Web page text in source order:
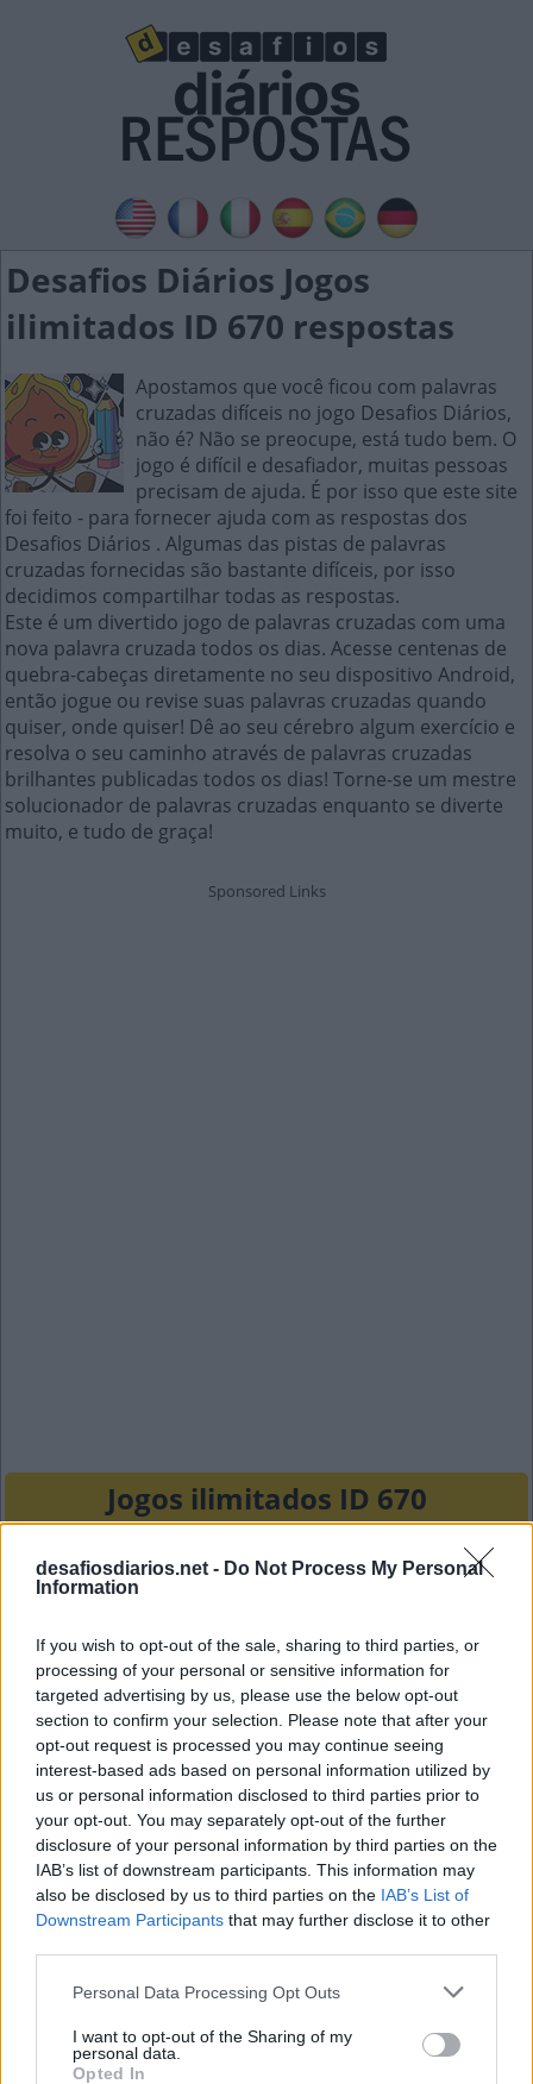
desafiosdiarios.net - Do Not Process My Personal
Information
If you wish to opt-out of the sale, sharing to third parties, or
processing of your personal or sensitive information for
targeted advertising by us, please use the below opt-out
section to confirm your selection. Please note that after your
opt-out request is processed you may continue seeing
interest-based ads based on personal information utilized by
us or personal information disclosed to third parties prior to
your opt-out. You may separately opt-out of the further
disclosure of your personal information by third parties on the
IAB’s list of downstream participants. This information may
also be disclosed by us to third parties on the IAB’s List of
Downstream Participants that may further disclose it to other
Personal Data Processing Opt Outs
I want to opt-out of the Sharing of my
personal data.
Opted In
Desafios Diários Jogos
ilimitados ID 670 respostas
Apostamos que você ficou com palavras
cruzadas difíceis no jogo Desafios Diários,
não é? Não se preocupe, está tudo bem. O
jogo é difícil e desafiador, muitas pessoas
precisam de ajuda. É por isso que este site
foi feito - para fornecer ajuda com as respostas dos
Desafios Diários . Algumas das pistas de palavras
cruzadas fornecidas são bastante difíceis, por isso
decidimos compartilhar todas as respostas.
Este é um divertido jogo de palavras cruzadas com uma
nova palavra cruzada todos os dias. Acesse centenas de
quebra-cabeças diretamente no seu dispositivo Android,
então jogue ou revise suas palavras cruzadas quando
quiser, onde quiser! Dê ao seu cérebro algum exercício e
resolva o seu caminho através de palavras cruzadas
brilhantes publicadas todos os dias! Torne-se um mestre
solucionador de palavras cruzadas enquanto se diverte
muito, e tudo de graça!
Jogos ilimitados ID 670
I
N
A
P A L P A
R
M
E L
A
A
N T
I
N
O Z
Agência de aviação brasileira criada em 2005:
A
N A
C
Suja a camisa com substância viscosa:
M
E L
A
Rin __ Tin, pastor alemão estrela do cinema
N